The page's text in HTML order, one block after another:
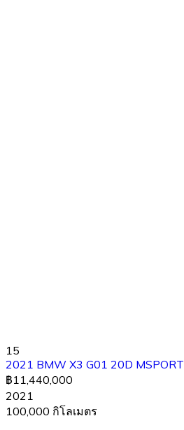
15
2021 BMW X3 G01 20D MSPORT
฿11,440,000
2021
100,000 กิโลเมตร